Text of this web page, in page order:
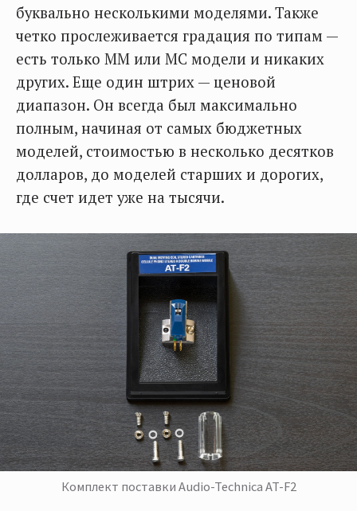
буквально несколькими моделями. Также
четко прослеживается градация по типам —
есть только ММ или МС модели и никаких
других. Еще один штрих — ценовой
диапазон. Он всегда был максимально
полным, начиная от самых бюджетных
моделей, стоимостью в несколько десятков
долларов, до моделей старших и дорогих,
где счет идет уже на тысячи.
Комплект поставки Audio-Technica AT-F2